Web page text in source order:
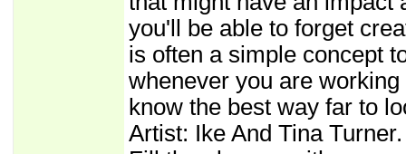
you'll be able to forget
is often a simple concept
whenever you are
know the best way far to
Artist: Ike And Tina